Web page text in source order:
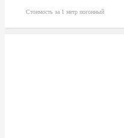
Стоимость за 1 метр погонный